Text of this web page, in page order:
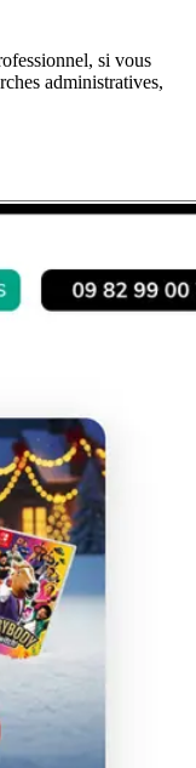
si vous
administratives,